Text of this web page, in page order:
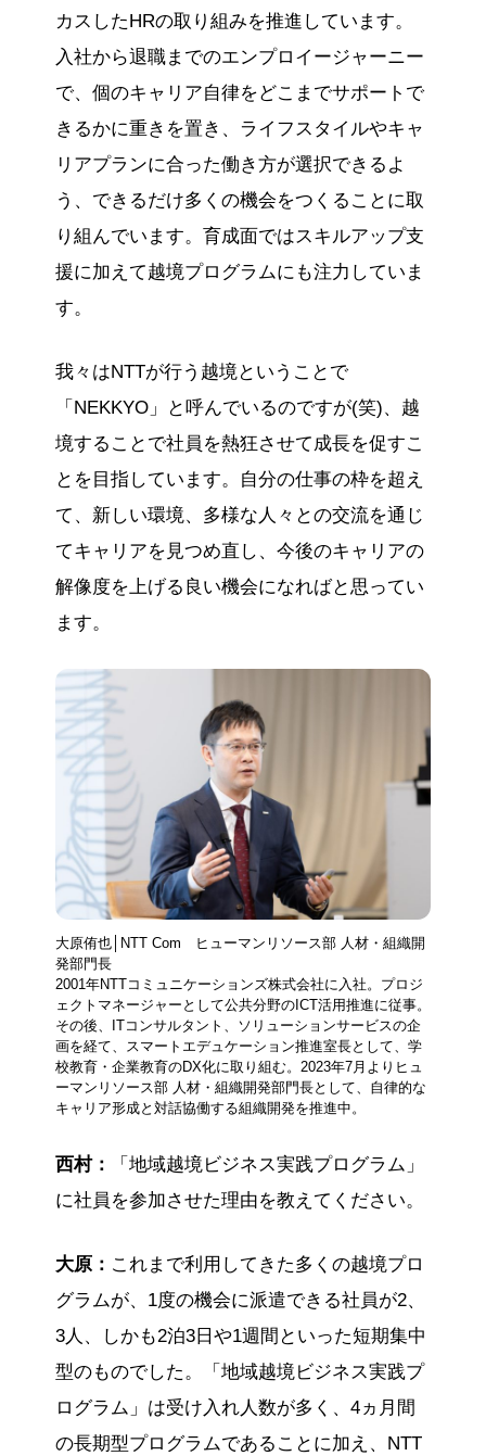
カスしたHRの取り組みを推進しています。
入社から退職までのエンプロイージャーニー
で、個のキャリア自律をどこまでサポートで
きるかに重きを置き、ライフスタイルやキャ
リアプランに合った働き方が選択できるよ
う、できるだけ多くの機会をつくることに取
り組んでいます。育成面ではスキルアップ支
援に加えて越境プログラムにも注力していま
す。
我々はNTTが行う越境ということで
「NEKKYO」と呼んでいるのですが(笑)、越
境することで社員を熱狂させて成長を促すこ
とを目指しています。自分の仕事の枠を超え
て、新しい環境、多様な人々との交流を通じ
てキャリアを見つめ直し、今後のキャリアの
解像度を上げる良い機会になればと思ってい
ます。
大原侑也│NTT Com ヒューマンリソース部 人材・組織開
発部門長
2001年NTTコミュニケーションズ株式会社に入社。プロジ
ェクトマネージャーとして公共分野のICT活用推進に従事。
その後、ITコンサルタント、ソリューションサービスの企
画を経て、スマートエデュケーション推進室長として、学
校教育・企業教育のDX化に取り組む。2023年7月よりヒュ
ーマンリソース部 人材・組織開発部門長として、自律的な
キャリア形成と対話協働する組織開発を推進中。
西村：
「地域越境ビジネス実践プログラム」
に社員を参加させた理由を教えてください。
大原： これまで利用してきた多くの越境プロ
グラムが、1度の機会に派遣できる社員が2、
3人、しかも2泊3日や1週間といった短期集中
型のものでした。「地域越境ビジネス実践プ
ログラム」は受け入れ人数が多く、4ヵ月間
の長期型プログラムであることに加え、NTT